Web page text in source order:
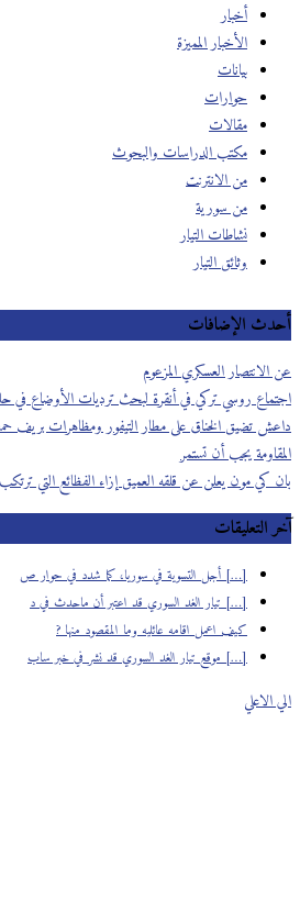
أخبار
الأخبار المميزة
بيانات
حوارات
مقالات
مكتب الدراسات والبحوث
من الانترنت
من سورية
نشاطات التيار
وثائق التيار
أحدث الإضافات
عن الانتصار العسكري المزعوم
اجتماع روسي تركي في أنقرة لبحث ترديات الأوضاع في
داعش تضيق الخناق على مطار التيفور ومظاهرات بريف
المقاومة يجب أن تستمر
بان كي مون يعلن عن قلقه العميق إزاء الفظائع التي
آخر التعليقات
[…] أجل التسوية في سوريا، كما شدد في حوار ص
[…] تيار الغد السوري قد اعتبر أن ماحدث في د
كيف اعمل اقامه عائليه وما المقصود منها ?
[…] موقع تيار الغد السوري قد نشر في خبر ساب
الي الاعلي